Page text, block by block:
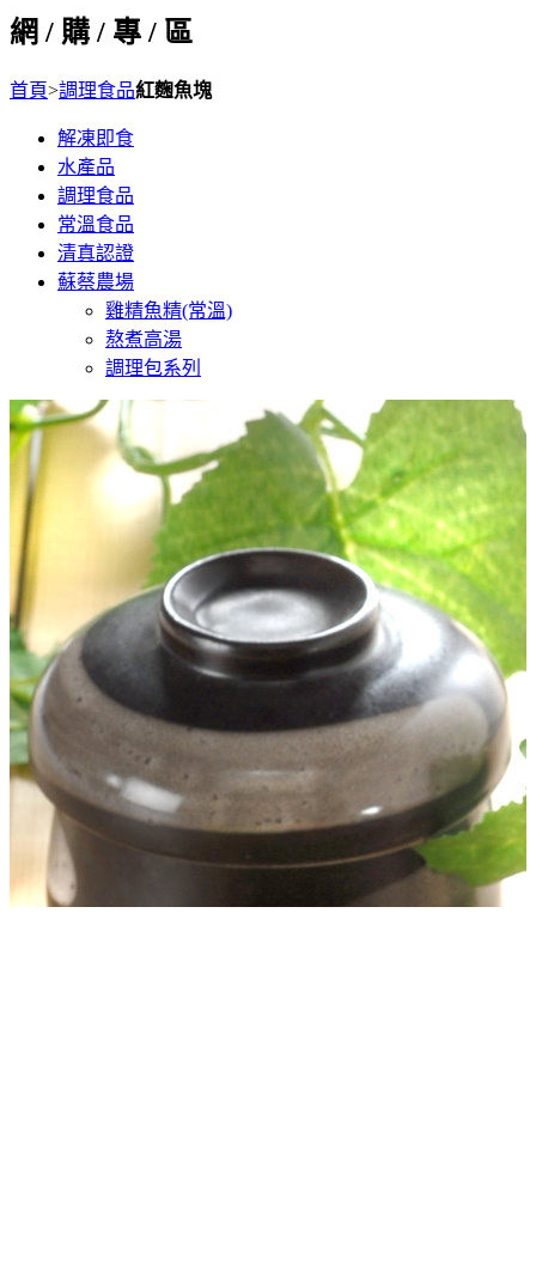
網 / 購 / 專 / 區
首頁>調理食品紅麴魚塊
解凍即食
水產品
調理食品
常溫食品
清真認證
蘇蔡農場
雞精魚精(常溫)
熬煮高湯
調理包系列